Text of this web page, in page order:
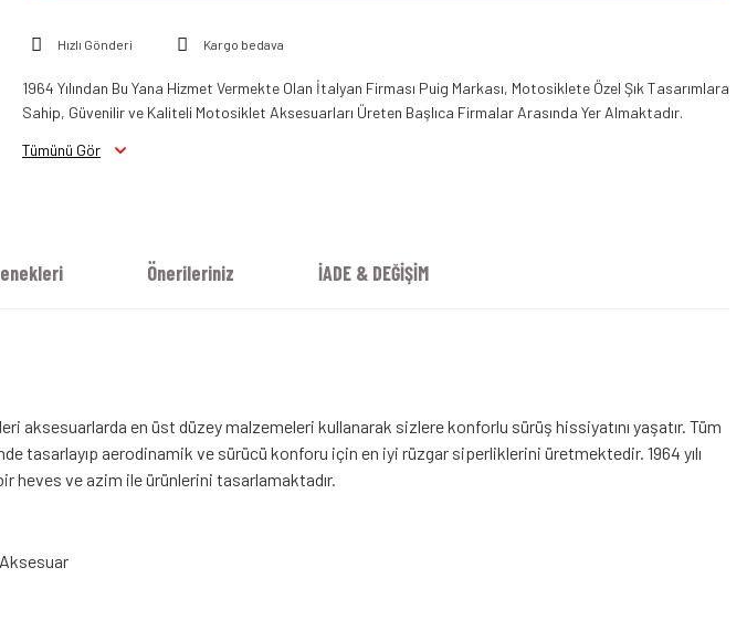
Hızlı Gönderi Kargo bedava
1964 Yılından Bu Yana Hizmet Vermekte Olan İtalyan Firması Puig Markası, Motosiklete Özel Şık Tasarımlara
Sahip, Güvenilir ve Kaliteli Motosiklet Aksesuarları Üreten Başlıca Firmalar Arasında Yer Almaktadır.
Tümünü Gör
Önerileriniz İADE & DEĞİŞİM
en üst düzey malzemeleri kullanarak sizlere konforlu sürüş hissiyatını yaşatır. Tüm
tasarlayıp aerodinamik ve sürücü konforu için en iyi rüzgar siperliklerini üretmektedir. 1964 yılı
heves ve azim ile ürünlerini tasarlamaktadır.